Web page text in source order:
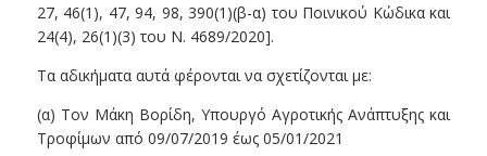
27, 46(1), 47, 94, 98, 390(1)(β-α) του Ποινικού Κώδικα και
24(4), 26(1)(3) του Ν. 4689/2020].
Τα αδικήματα αυτά φέρονται να σχετίζονται με:
(α) Τον Μάκη Βορίδη, Υπουργό Αγροτικής Ανάπτυξης και
Τροφίμων από 09/07/2019 έως 05/01/2021